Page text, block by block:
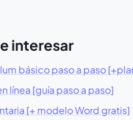
interesar
básico paso a paso
línea [guía paso a paso]
[+ modelo Word gratis]